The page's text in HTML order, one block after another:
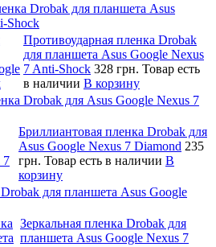
Drobak для планшета Asus
Shock
Противоударная пленка Drobak
для планшета Asus Google Nexus
7 Anti-Shock 328 грн. Товар есть
в наличии В корзину
Drobak для Asus Google Nexus 7
Бриллиантовая пленка Drobak для
Asus Google Nexus 7 Diamond 235
грн. Товар есть в наличии В
корзину
для планшета Asus Google
Зеркальная пленка Drobak для
планшета Asus Google Nexus 7